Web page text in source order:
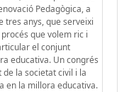
Pedagògica, a
tres anys, que serveixi
que volem ric i
el conjunt
educativa. Un congrés
la societat civil i la
en la millora educativa.